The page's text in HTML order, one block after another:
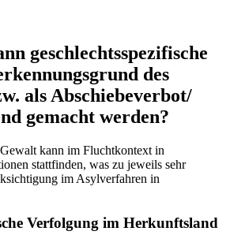
geschlechtsspezifische
des
als Abschiebeverbot/
gemacht werden?
kann im Fluchtkontext in
stattfinden, was zu jeweils sehr
im Asylverfahren in
Verfolgung im Herkunftsland